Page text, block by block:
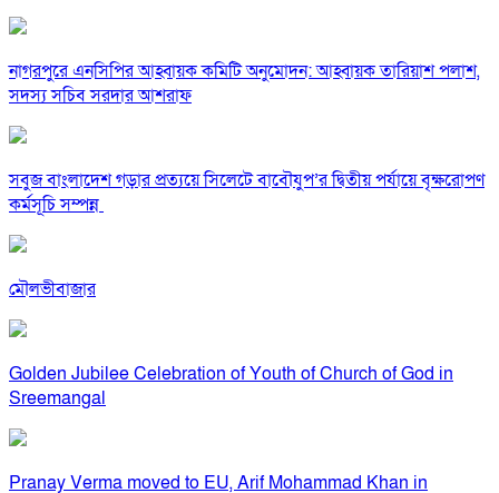
নাগরপুরে এনসিপির আহ্বায়ক কমিটি অনুমোদন: আহ্বায়ক তারিয়াশ পলাশ,
সদস্য সচিব সরদার আশরাফ
সবুজ বাংলাদেশ গড়ার প্রত্যয়ে সিলেটে বাবৌযুপ’র দ্বিতীয় পর্যায়ে বৃক্ষরোপণ
কর্মসূচি সম্পন্ন
মৌলভীবাজার
Golden Jubilee Celebration of Youth of Church of God in
Sreemangal
Pranay Verma moved to EU, Arif Mohammad Khan in